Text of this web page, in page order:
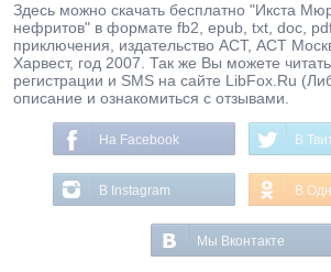
Здесь можно скачать бесплатно "Икста
нефритов" в формате fb2, epub, txt, doc,
приключения, издательство АСТ, АСТ
Харвест, год 2007. Так же Вы можете
регистрации и SMS на сайте LibFox.Ru
описание и ознакомиться с отзывами.
На Facebook В
В Instagram В
Мы Вконтакте